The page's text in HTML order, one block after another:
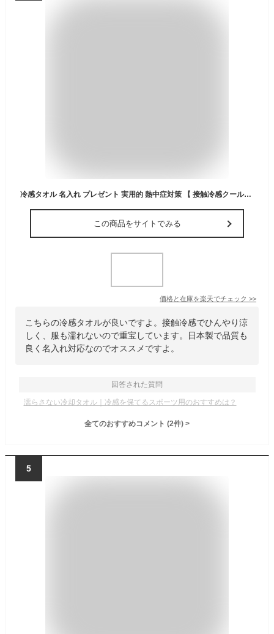
冷感タオル 名入れ プレゼント 実用的 熱中症対策 【 接触冷感クールタオル 】 父親 誕生日プレゼント 70代 男性 60代 50代 80代 父 義父 祖父 女性 母 母親 ひんやり 暑さ対策 首 濡らさない 紫外線対策 日本製 イニシャル 刺繍 部活 スポーツ アウトドア クリスマス FLEGRE
この商品をサイトでみる
価格と在庫を楽天でチェック >>
こちらの冷感タオルが良いですよ。接触冷感でひんやり涼
しく、服も濡れないので重宝しています。日本製で品質も
良く名入れ対応なのでオススメですよ。
回答された質問
濡らさない冷却タオル｜冷感を保てるスポーツ用のおすすめは？
全てのおすすめコメント (2件) >
5